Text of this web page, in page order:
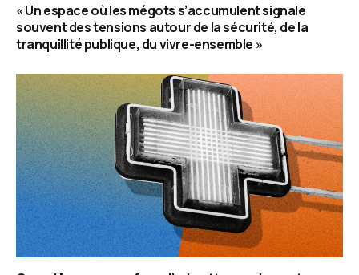
« Un espace où les mégots s’accumulent signale
souvent des tensions autour de la sécurité, de la
tranquillité publique, du vivre-ensemble »